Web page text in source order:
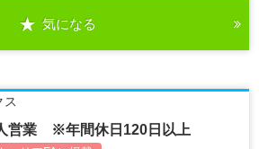
気になる
ス
営業 ※年間休日120日以上